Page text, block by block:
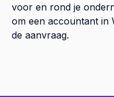
voor en rond je
om een accountant in
de aanvraag.